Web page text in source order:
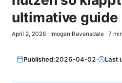
ultimative guide
April 2, 2026 · Imogen Ravensdale · 7 min
Published:2026-04-02· Last